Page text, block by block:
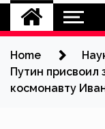
Home
Путин присвоил
космонавту